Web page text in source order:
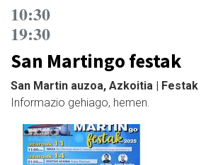
10:30
19:30
San Martingo festak
San Martin auzoa, Azkoitia | Festak
Informazio gehiago, hemen.